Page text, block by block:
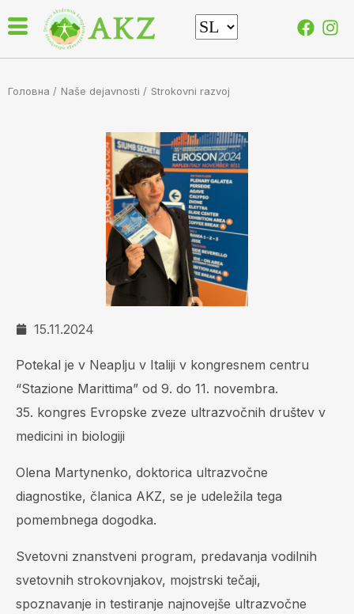
Головна / Naše dejavnosti / Strokovni razvoj
15.11.2024
Potekal je v Neaplju v Italiji v kongresnem centru
“Stazione Marittima” od 9. do 11. novembra.
35. kongres Evropske zveze ultrazvočnih društev v
medicini in biologiji
Olena Martynenko, doktorica ultrazvočne
diagnostike, članica AKZ, se je udeležila tega
pomembnega dogodka.
Svetovni znanstveni program, predavanja vodilnih
svetovnih strokovnjakov, mojstrski tečaji,
spoznavanje in testiranje najnovejše ultrazvočne